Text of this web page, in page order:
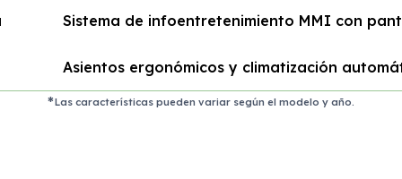
Sistema de infoentretenimiento MMI con
Asientos ergonómicos y climatización
Las características pueden variar según el modelo y año.